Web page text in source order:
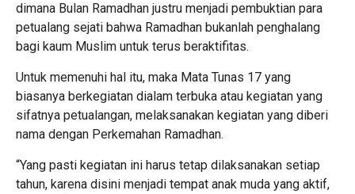
dimana Bulan Ramadhan justru menjadi pembuktian para
petualang sejati bahwa Ramadhan bukanlah penghalang
bagi kaum Muslim untuk terus beraktifitas.
Untuk memenuhi hal itu, maka Mata Tunas 17 yang
biasanya berkegiatan dialam terbuka atau kegiatan yang
sifatnya petualangan, melaksanakan kegiatan yang diberi
nama dengan Perkemahan Ramadhan.
“Yang pasti kegiatan ini harus tetap dilaksanakan setiap
tahun, karena disini menjadi tempat anak muda yang aktif,